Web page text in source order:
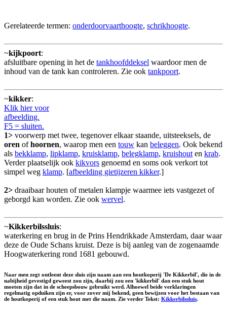
Gerelateerde termen: onderdoorvaarthoogte, schrikhoogte.
~kijkpoort:
afsluitbare opening in het de tankhoofddeksel waardoor men de
inhoud van de tank kan controleren. Zie ook tankpoort.
~kikker:
Klik hier voor
afbeelding.
F5 = sluiten.
1> voorwerp met twee, tegenover elkaar staande, uitsteeksels, de
oren ofhoornen, waarop men een touw kan beleggen. Ook bekend
als bekklamp, lipklamp, kruisklamp, belegklamp, kruishout en krab.
Verder plaatselijk ook kikvors genoemd en soms ook verkort tot
simpel weg klamp. [afbeelding gietijzeren kikker.]
2> draaibaar houten of metalen klampje waarmee iets vastgezet of
geborgd kan worden. Zie ook wervel.
~Kikkerbilssluis:
waterkering en brug in de Prins Hendrikkade Amsterdam, daar waar
deze de Oude Schans kruist. Deze is bij aanleg van de zogenaamde
Hoogwaterkering rond 1681 gebouwd.
Naar men zegt ontleent deze sluis zijn naam aan een houtkoperij 'De Kikkerbil', die in de
nabijheid gevestigd geweest zou zijn, daarbij zou een 'kikkerbil' dan een stuk hout
moeten zijn dat in de scheepsbouw gebruikt werd. Alhoewel beide verklaringen
regelmatig opduiken zijn er, voor zover mij bekend, geen bewijzen voor het bestaan van
de houtkoperij of een stuk hout met die naam. Zie verder Tekst: Kikkerbilssluis.